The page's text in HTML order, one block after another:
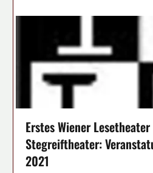
Erstes Wiener
Stegreiftheater:
2021